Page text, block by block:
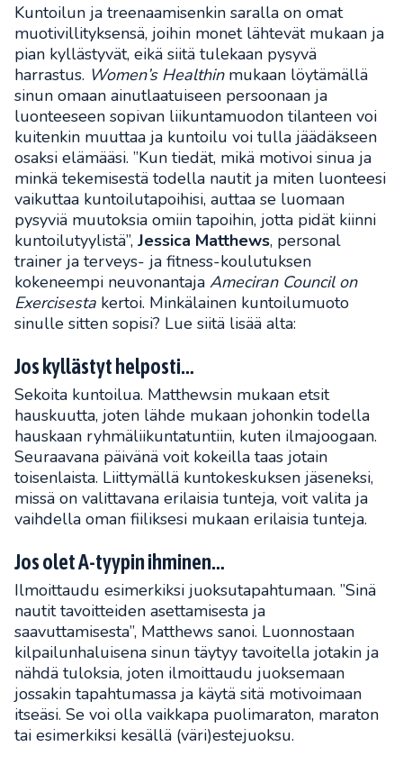
Kuntoilun ja treenaamisenkin saralla on omat
muotivillityksensä, joihin monet lähtevät mukaan ja
pian kyllästyvät, eikä siitä tulekaan pysyvä
harrastus. Women’s Healthinmukaan löytämällä
sinun omaan ainutlaatuiseen persoonaan ja
luonteeseen sopivan liikuntamuodon tilanteen voi
kuitenkin muuttaa ja kuntoilu voi tulla jäädäkseen
osaksi elämääsi. ”Kun tiedät, mikä motivoi sinua ja
minkä tekemisestä todella nautit ja miten luonteesi
vaikuttaa kuntoilutapoihisi, auttaa se luomaan
pysyviä muutoksia omiin tapoihin, jotta pidät kiinni
kuntoilutyylistä”, Jessica Matthews, personal
trainer ja terveys- ja fitness-koulutuksen
kokeneempi neuvonantaja Ameciran Council on
Exercisesta kertoi. Minkälainen kuntoilumuoto
sinulle sitten sopisi? Lue siitä lisää alta:
Jos kyllästyt helposti…
Sekoita kuntoilua. Matthewsin mukaan etsit
hauskuutta, joten lähde mukaan johonkin todella
hauskaan ryhmäliikuntatuntiin, kuten ilmajoogaan.
Seuraavana päivänä voit kokeilla taas jotain
toisenlaista. Liittymällä kuntokeskuksen jäseneksi,
missä on valittavana erilaisia tunteja, voit valita ja
vaihdella oman fiiliksesi mukaan erilaisia tunteja.
Jos olet A-tyypin ihminen…
Ilmoittaudu esimerkiksi juoksutapahtumaan. ”Sinä
nautit tavoitteiden asettamisesta ja
saavuttamisesta”, Matthews sanoi. Luonnostaan
kilpailunhaluisena sinun täytyy tavoitella jotakin ja
nähdä tuloksia, joten ilmoittaudu juoksemaan
jossakin tapahtumassa ja käytä sitä motivoimaan
itseäsi. Se voi olla vaikkapa puolimaraton, maraton
tai esimerkiksi kesällä (väri)estejuoksu.